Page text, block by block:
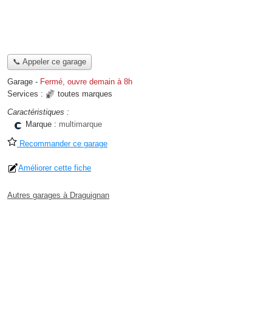
📞 Appeler ce garage
Garage - Fermé, ouvre demain à 8h
Services :
toutes marques
Caractéristiques :
Marque : multimarque
Recommander ce garage
Améliorer cette fiche
Autres garages à Draguignan